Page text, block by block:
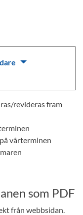
revideras fram
vårterminen
som PDF
från webbsidan.